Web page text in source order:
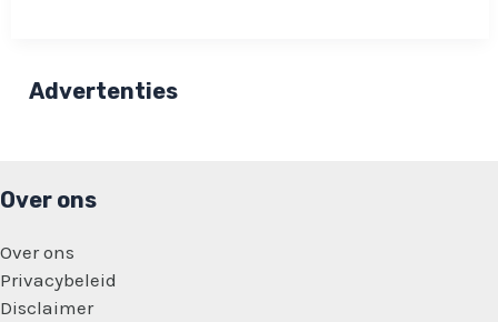
meeliften
op
Advertenties
Over ons
Over ons
Privacybeleid
Disclaimer